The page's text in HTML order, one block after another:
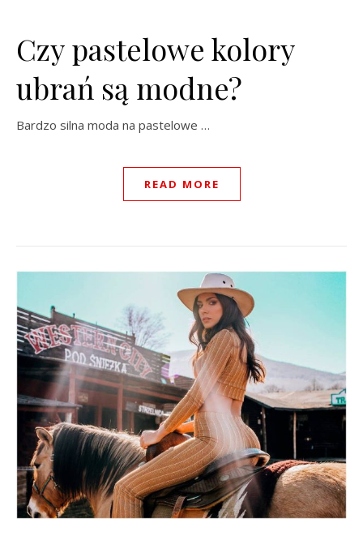
Czy pastelowe kolory
ubrań są modne?
Bardzo silna moda na pastelowe …
READ MORE